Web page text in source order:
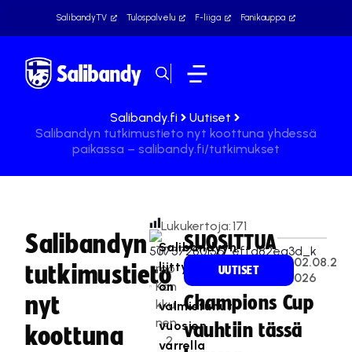
SalibandyTV Tulospalvelu F-liiga Fanikauppa
Salibandy.fi
Uutiset
Salibandyn tutkimustieto nyt koottuna yhdessä
paikassa – salibandy.fi/tutkimukset
Salibandyn
tutkimustieto
nyt
koottuna
Ti
mo
Kan
kku
nen
2
Lukukertoja:171
Salibandyyn
liittyen
on
valmistunut
vuosien
varrella
SUOSITTUA
UUTISET
02.08.2
026
Champions Cup
vauhtiin tässä